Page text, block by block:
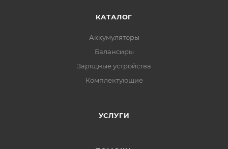
КАТАЛОГ
Аккумуляторы
Балансиры
Зарядные устройства
Комплектующие
УСЛУГИ